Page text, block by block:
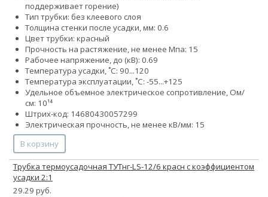
поддерживает горение)
Тип трубки: без клеевого слоя
Толщина стенки после усадки, мм: 0.6
Цвет трубки: красный
Прочность на растяжение, не менее Мпа: 15
Рабочее напряжение, до (кВ): 0.69
Температура усадки, ˚С: 90...120
Температура эксплуатации, ˚С: -55...+125
Удельное объемное электрическое сопротивление, Ом/
см: 10¹⁴
Штрих-код: 14680430057299
Электрическая прочность, не менее кВ/мм: 15
В корзину
Трубка термоусадочная ТУТнг-LS-12/6 красн с коэффициентом
усадки 2:1
29.29 руб.